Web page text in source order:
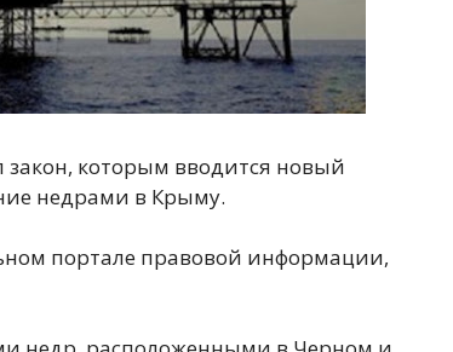
которым вводится новый
недрами в Крыму.
портале правовой информации,